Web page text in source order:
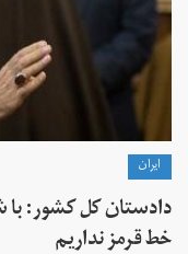
ايران
دادستان کل کشور:
خط قرمز نداریم